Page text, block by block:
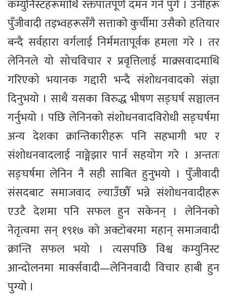
कम्युनिस्टहरूमाथि रक्तपातपूर्ण दमन गर्न पुगे । उनीहरू
पुँजीवादी तइभ्वहरूसँगै सत्ताको कुर्चीमा उसैको हतियार
बन्दै सर्वहारा वर्गलाई निर्ममतापूर्वक हमला गरे । तर
लेनिनले यो सोचविचार र प्रवृत्तिलाई माक्र्सवादमाथि
गरिएको भयानक गद्दारी भन्दै संशोधनवादको संज्ञा
दिनुभयो । साथै यसका विरुद्ध भीषण सङ्घर्ष सञ्चालन
गर्नुभयो । पछि लेनिनको संशोधनवादविरोधी सङ्घर्षमा
अन्य देशका क्रान्तिकारीहरू पनि सहभागी भए र
संशोधनवादलाई नाङ्गेझार पार्न सहयोग गरे । अन्ततः
सङ्घर्षमा लेनिन नै सही साबित हुनुभयो । पुँजीवादी
संसदबाट समाजवाद ल्याउँछौँ भन्ने संशोधनवादीहरू
एउटै देशमा पनि सफल हुन सकेनन् । लेनिनको
नेतृत्वमा सन् १९१७ को अक्टोबरमा महान् समाजवादी
क्रान्ति सफल भयो । त्यसपछि विश्व कम्युनिस्ट
आन्दोलनमा मार्क्सवादी—लेनिनवादी विचार हाबी हुन
पुग्यो ।